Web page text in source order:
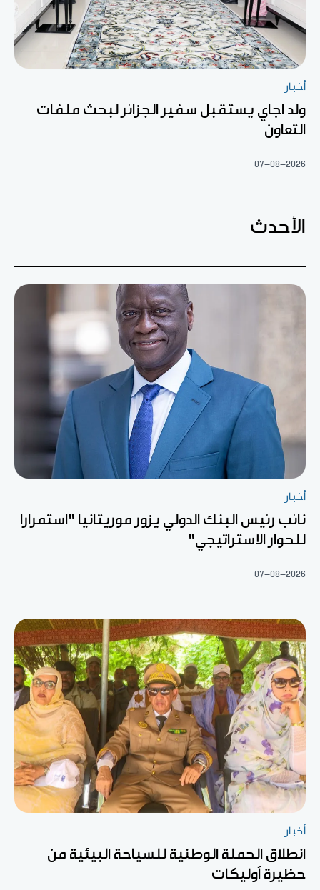
أخبار
ولد اجاي يستقبل سفير الجزائر لبحث ملفات
التعاون
07-08-2026
الأحدث
أخبار
نائب رئيس البنك الدولي يزور موريتانيا "استمرارا
للحوار الاستراتيجي"
07-08-2026
أخبار
انطلاق الحملة الوطنية للسياحة البيئية من
حظيرة آوليكات